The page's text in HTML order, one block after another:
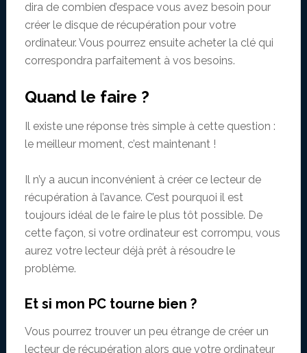
dira de combien d’espace vous avez besoin pour
créer le disque de récupération pour votre
ordinateur. Vous pourrez ensuite acheter la clé qui
correspondra parfaitement à vos besoins.
Quand le faire ?
Il existe une réponse très simple à cette question :
le meilleur moment, c’est maintenant !
Il n’y a aucun inconvénient à créer ce lecteur de
récupération à l’avance. C’est pourquoi il est
toujours idéal de le faire le plus tôt possible. De
cette façon, si votre ordinateur est corrompu, vous
aurez votre lecteur déjà prêt à résoudre le
problème.
Et si mon PC tourne bien ?
Vous pourrez trouver un peu étrange de créer un
lecteur de récupération alors que votre ordinateur